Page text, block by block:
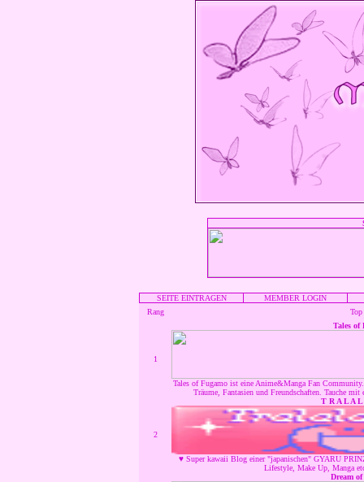
SEITE EINTRAGEN
MEMBER LOGIN
Rang
1
Tales of
Tales of Fugamo ist eine Anime&Manga Fan
Träume, Fantasien und Freundschaften. Tauche
2
T R A L A
♥ Super kawaii Blog einer "japanischen" GYARU
Lifestyle, Make Up, Manga
Dream